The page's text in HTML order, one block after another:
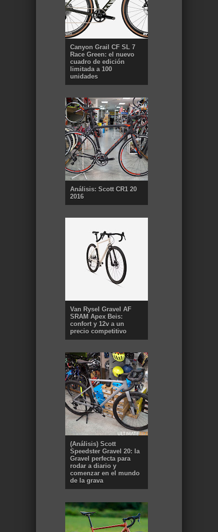
Canyon Grail CF SL 7
Race Green: el nuevo
cuadro de edición
limitada a 100
unidades
Análisis: Scott CR1 20
2016
Van Rysel Gravel AF
SRAM Apex Beis:
confort y 12v a un
precio competitivo
(Análisis) Scott
Speedster Gravel 20: la
Gravel perfecta para
rodar a diario y
comenzar en el mundo
de la grava